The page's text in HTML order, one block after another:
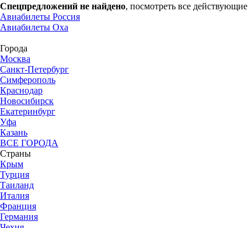
Спецпредложений не найдено, посмотреть все действующие
Авиабилеты Россия
Авиабилеты Оха
Города
Москва
Санкт-Петербург
Симферополь
Краснодар
Новосибирск
Екатеринбург
Уфа
Казань
ВСЕ ГОРОДА
Страны
Крым
Турция
Таиланд
Италия
Франция
Германия